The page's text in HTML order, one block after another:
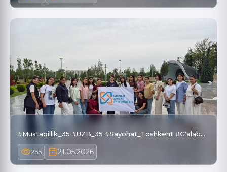
#Mustaqillik_35 #UZB_35 #Sayohat_Toshkent #Gʻalab…
255 21.05.2026